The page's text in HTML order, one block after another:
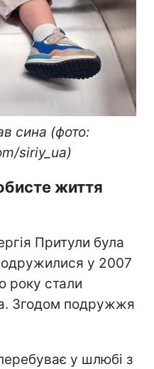
сина (фото:
siriy_ua)
життя
Притули була
у 2007
року стали
Згодом подружжя
у шлюбі з